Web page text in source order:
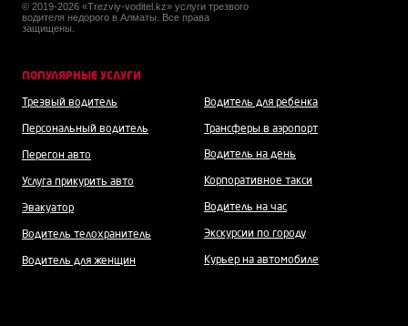
© 2019-2026 «Trezviy-voditel.kz» услуги трезвого
водителя недорого в Алматы. Все права
защищены.
ПОПУЛЯРНЫЕ УСЛУГИ
Трезвый водитель
Персональный водитель
Перегон авто
Услуга прикурить авто
Эвакуатор
Водитель телохранитель
Водитель для женщин
Водитель для ребенка
Трансферы в аэропорт
Водитель на день
Корпоративное такси
Водитель на час
Экскурсии по городу
Курьер на автомобиле